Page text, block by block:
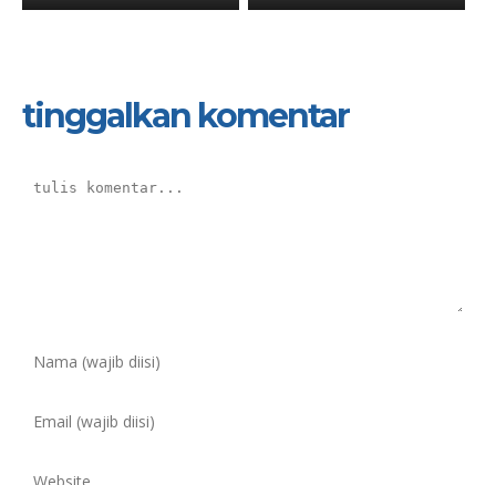
tinggalkan komentar